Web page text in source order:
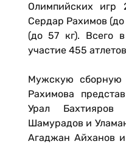
Олимпийских
Сердар Рахимов
(до 57 кг). Всего
участие 455
Мужскую сборную
Рахимова
Урал
Шамурадов и
Агаджан Айханов